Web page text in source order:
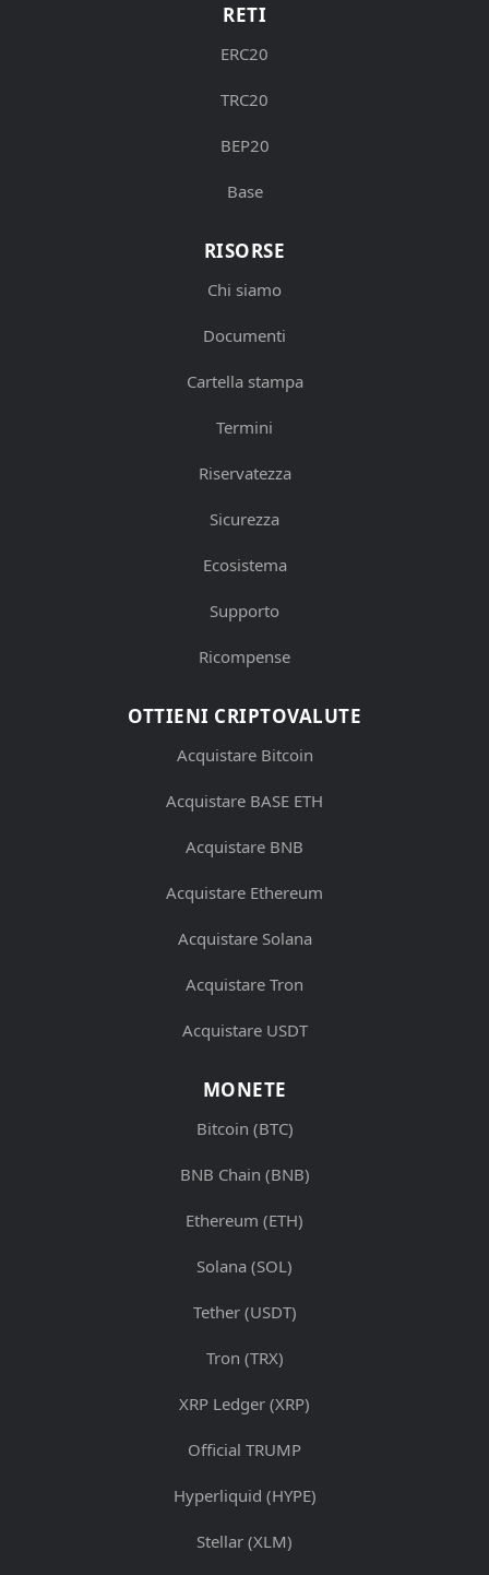
RETI
ERC20
TRC20
BEP20
Base
RISORSE
Chi siamo
Documenti
Cartella stampa
Termini
Riservatezza
Sicurezza
Ecosistema
Supporto
Ricompense
OTTIENI CRIPTOVALUTE
Acquistare Bitcoin
Acquistare BASE ETH
Acquistare BNB
Acquistare Ethereum
Acquistare Solana
Acquistare Tron
Acquistare USDT
MONETE
Bitcoin (BTC)
BNB Chain (BNB)
Ethereum (ETH)
Solana (SOL)
Tether (USDT)
Tron (TRX)
XRP Ledger (XRP)
Official TRUMP
Hyperliquid (HYPE)
Stellar (XLM)